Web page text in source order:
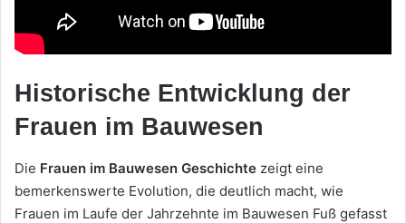
Historische Entwicklung der
Frauen im Bauwesen
Die Frauen im Bauwesen Geschichte zeigt eine
bemerkenswerte Evolution, die deutlich macht, wie
Frauen im Laufe der Jahrzehnte im Bauwesen Fuß gefasst